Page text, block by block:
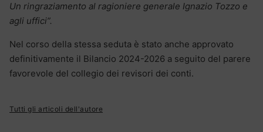
Un ringraziamento al ragioniere generale Ignazio Tozzo e
agli uffici”.
Nel corso della stessa seduta è stato anche approvato
definitivamente il Bilancio 2024-2026 a seguito del parere
favorevole del collegio dei revisori dei conti.
Tutti gli articoli dell'autore